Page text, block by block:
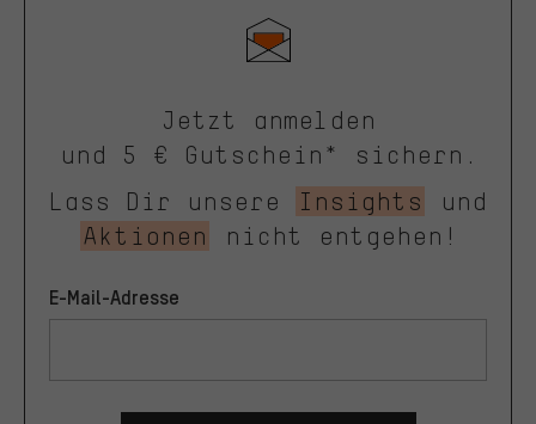
Jetzt anmelden
und 5 € Gutschein* sichern.
Lass Dir unsere
Insights
und
Aktionen
nicht entgehen!
E-Mail-Adresse